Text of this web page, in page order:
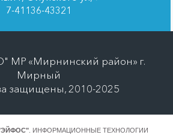
7-41136-43321
«Мирнинский район» г.
Мирный
защищены, 2010-2025
. ИНФОРМАЦИОННЫЕ ТЕХНОЛОГИИ